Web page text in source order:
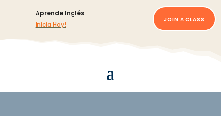
Aprende Inglés
Inicia Hoy!
JOIN A CLASS